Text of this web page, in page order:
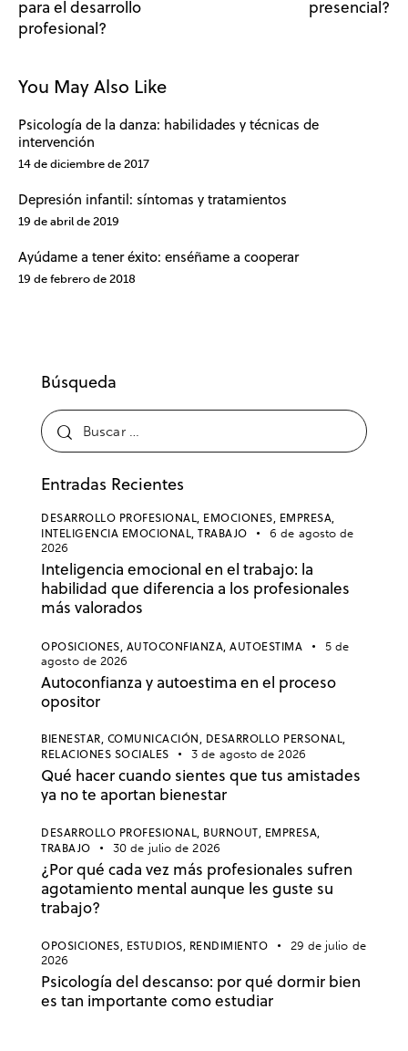
para el desarrollo
profesional?
presencial?
You May Also Like
Psicología de la danza: habilidades y técnicas de
intervención
14 de diciembre de 2017
Depresión infantil: síntomas y tratamientos
19 de abril de 2019
Ayúdame a tener éxito: enséñame a cooperar
19 de febrero de 2018
Búsqueda
Entradas Recientes
DESARROLLO PROFESIONAL, EMOCIONES, EMPRESA,
INTELIGENCIA EMOCIONAL, TRABAJO
6 de agosto de
2026
Inteligencia emocional en el trabajo: la
habilidad que diferencia a los profesionales
más valorados
OPOSICIONES, AUTOCONFIANZA, AUTOESTIMA
5 de
agosto de 2026
Autoconfianza y autoestima en el proceso
opositor
BIENESTAR, COMUNICACIÓN, DESARROLLO PERSONAL,
RELACIONES SOCIALES
3 de agosto de 2026
Qué hacer cuando sientes que tus amistades
ya no te aportan bienestar
DESARROLLO PROFESIONAL, BURNOUT, EMPRESA,
TRABAJO
30 de julio de 2026
¿Por qué cada vez más profesionales sufren
agotamiento mental aunque les guste su
trabajo?
OPOSICIONES, ESTUDIOS, RENDIMIENTO
29 de julio de
2026
Psicología del descanso: por qué dormir bien
es tan importante como estudiar